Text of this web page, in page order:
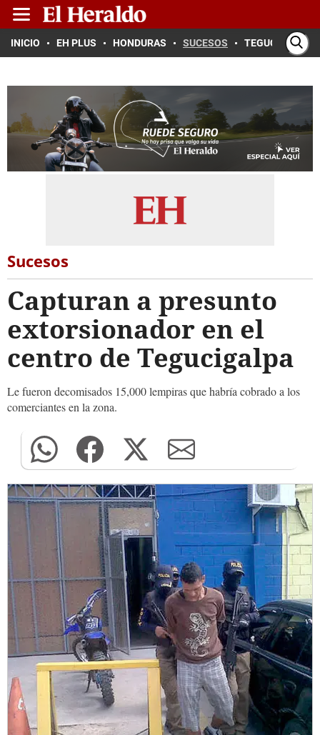
INICIO EH PLUS HONDURAS SUCESOS TEGUCIGALPA
Sucesos
Capturan a presunto
extorsionador en el
centro de Tegucigalpa
Le fueron decomisados 15,000 lempiras que habría cobrado a los
comerciantes en la zona.